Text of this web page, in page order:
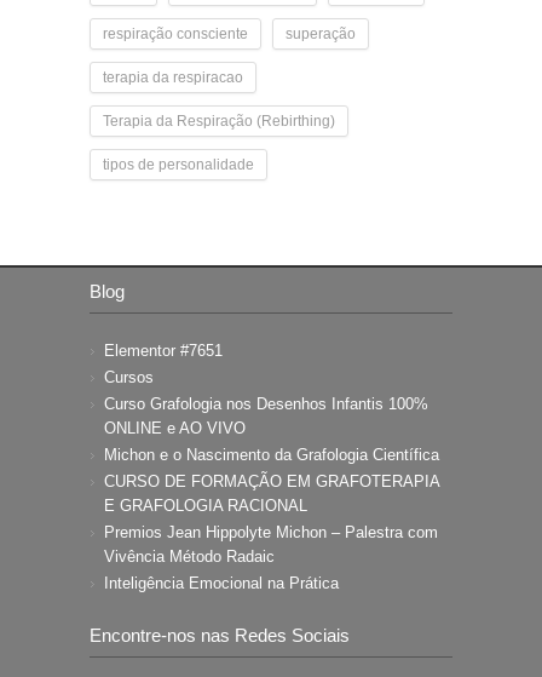
respiração consciente superação
terapia da respiracao
Terapia da Respiração (Rebirthing)
tipos de personalidade
Blog
Elementor #7651
Cursos
Curso Grafologia nos Desenhos Infantis 100%
ONLINE e AO VIVO
Michon e o Nascimento da Grafologia Científica
CURSO DE FORMAÇÃO EM GRAFOTERAPIA
E GRAFOLOGIA RACIONAL
Premios Jean Hippolyte Michon – Palestra com
Vivência Método Radaic
Inteligência Emocional na Prática
Encontre-nos nas Redes Sociais